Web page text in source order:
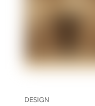
DESIGN